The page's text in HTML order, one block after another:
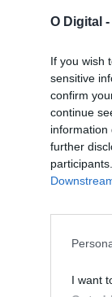
O Digital -
If you wish
sensitive
confirm
continue
information
further
I want
nomes mais
com o
VER
apoiar a
atuação dos
A